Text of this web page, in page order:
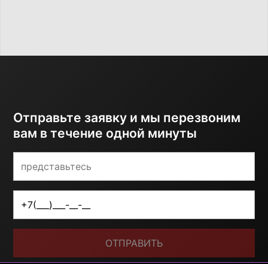
Отправьте заявку и мы перезвоним
вам в течение одной минуты
ОТПРАВИТЬ